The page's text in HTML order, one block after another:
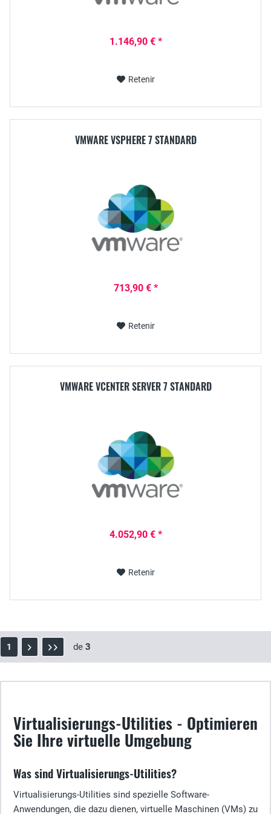
1.146,90 € *
Retenir
VMWARE VSPHERE 7 STANDARD
713,90 € *
Retenir
VMWARE VCENTER SERVER 7 STANDARD
4.052,90 € *
Retenir
1 de 3
Virtualisierungs-Utilities - Optimieren
Sie Ihre virtuelle Umgebung
Was sind Virtualisierungs-Utilities?
Virtualisierungs-Utilities sind spezielle Software-
Anwendungen, die dazu dienen, virtuelle Maschinen (VMs) zu